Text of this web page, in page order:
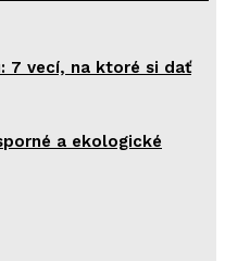
7 vecí, na ktoré si dať
a ekologické